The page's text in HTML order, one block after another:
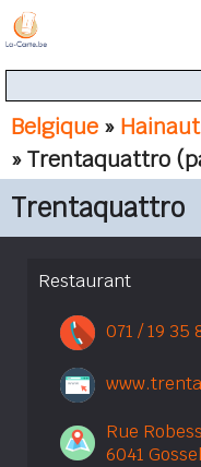
Belgique » Hainaut
» Trentaquattro
Trentaquattro
Restaurant
071 / 19 35
Rue
6041